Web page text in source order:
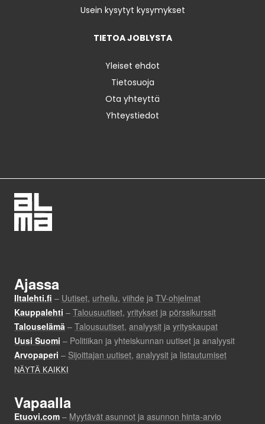
Usein kysytyt kysymykset
TIETOA JOBLYSTA
Yleiset ehdot
Tietosuoja
Ota yhteyttä
Yhteystiedot